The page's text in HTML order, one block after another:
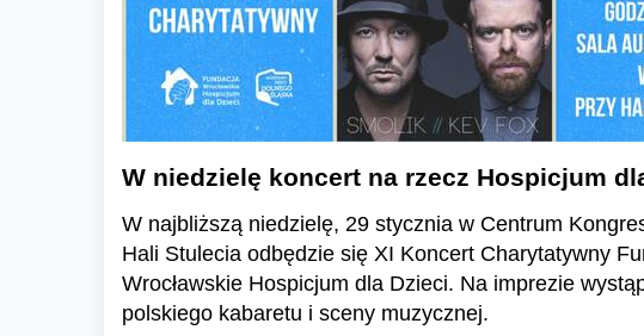
W niedzielę koncert na rzecz Hospicjum
W najbliższą niedzielę, 29 stycznia w Centrum
Hali Stulecia odbędzie się XI Koncert Charytatywny
Wrocławskie Hospicjum dla Dzieci. Na imprezie
polskiego kabaretu i sceny muzycznej.